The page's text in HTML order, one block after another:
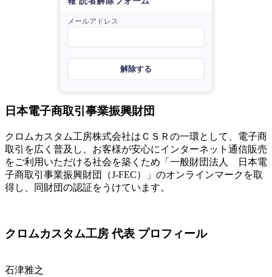
メールアドレス
解除する
日本電子商取引事業振興財団
クロムカスタム工房株式会社はＣＳＲの一環として、電子商
取引を広く普及し、お客様が安心にインターネット通信販売
をご利用いただける社会を築くため「一般財団法人 日本電
子商取引事業振興財団（J-FEC）」のオンラインマークを取
得し、同財団の認証をうけています。
クロムカスタム工房 代表 プロフィール
石津雅之